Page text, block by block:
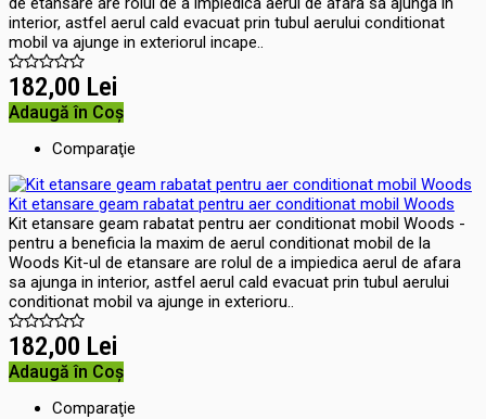
interior, astfel aerul cald evacuat prin tubul aerului conditionat
mobil va ajunge in exteriorul incape..
182,00 Lei
Adaugă în Coş
Comparaţie
Kit etansare geam rabatat pentru aer conditionat mobil Woods
Kit etansare geam rabatat pentru aer conditionat mobil Woods -
pentru a beneficia la maxim de aerul conditionat mobil de la
Woods Kit-ul de etansare are rolul de a impiedica aerul de afara
sa ajunga in interior, astfel aerul cald evacuat prin tubul aerului
conditionat mobil va ajunge in exterioru..
182,00 Lei
Adaugă în Coş
Comparaţie